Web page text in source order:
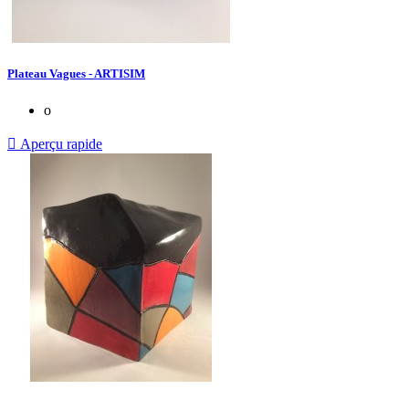
Plateau Vagues - ARTISIM
o
 Aperçu rapide